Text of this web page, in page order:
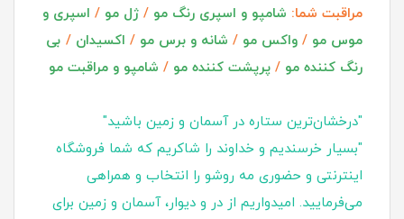
مراقبت شما: شامپو و اسپری رنگ مو / ژل مو / اسپری و
موس مو / واکس مو / شانه و برس مو / اکسیدان / بی
رنگ کننده مو / پرپشت کننده مو / شامپو و مراقبت مو
"درخشان‌ترین ستاره در آسمان و زمین باشید"
"بسیار خرسندیم و خداوند را شاکریم که شما فروشگاه
اینترنتی و حضوری مه روشو را انتخاب و همراهی
می‌فرمایید. امیدواریم از در و دیوار، آسمان و زمین برای